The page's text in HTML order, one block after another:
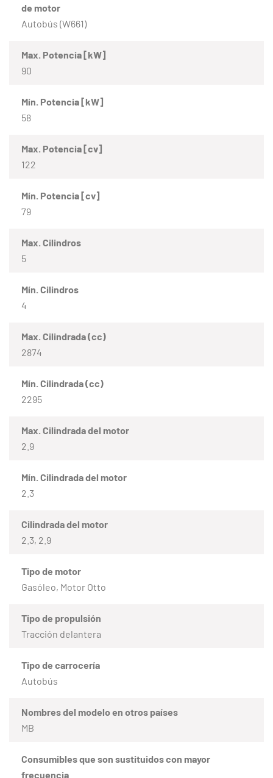
de motor
Autobús (W661)
Max. Potencia [kW]
90
Mín. Potencia [kW]
58
Max. Potencia [cv]
122
Mín. Potencia [cv]
79
Max. Cilindros
5
Mín. Cilindros
4
Max. Cilindrada (cc)
2874
Mín. Cilindrada (cc)
2295
Max. Cilindrada del motor
2.9
Mín. Cilindrada del motor
2.3
Cilindrada del motor
2.3, 2.9
Tipo de motor
Gasóleo, Motor Otto
Tipo de propulsión
Tracción delantera
Tipo de carrocería
Autobús
Nombres del modelo en otros países
MB
Consumibles que son sustituidos con mayor
frecuencia